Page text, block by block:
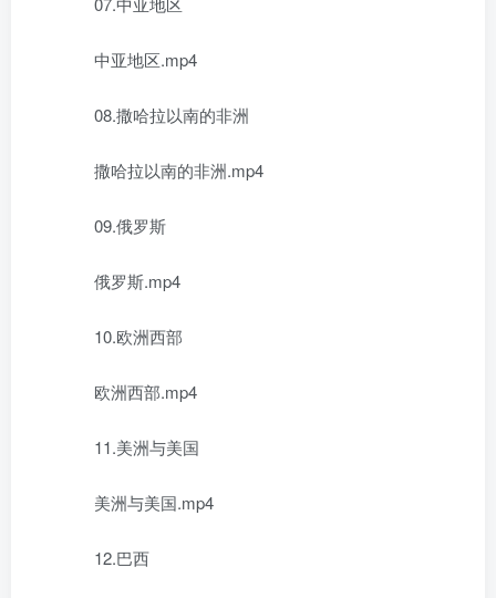
中亚地区.mp4
08.撒哈拉以南的非洲
撒哈拉以南的非洲.mp4
09.俄罗斯
俄罗斯.mp4
10.欧洲西部
欧洲西部.mp4
11.美洲与美国
美洲与美国.mp4
12.巴西